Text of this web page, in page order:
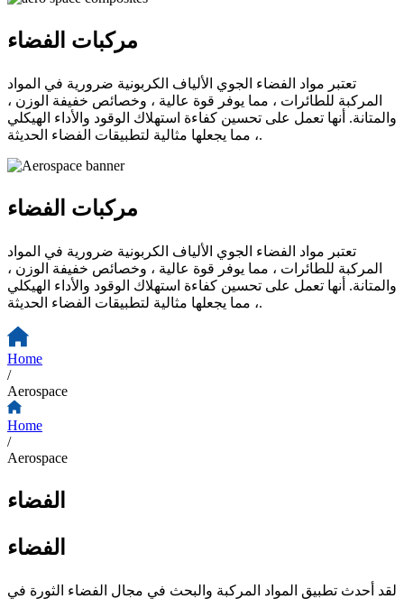
مركبات الفضاء
تعتبر مواد الفضاء الجوي الألياف الكربونية ضرورية في المواد
المركبة للطائرات ، مما يوفر قوة عالية ، وخصائص خفيفة الوزن ،
والمتانة. أنها تعمل على تحسين كفاءة استهلاك الوقود والأداء الهيكلي
، مما يجعلها مثالية لتطبيقات الفضاء الحديثة.
مركبات الفضاء
تعتبر مواد الفضاء الجوي الألياف الكربونية ضرورية في المواد
المركبة للطائرات ، مما يوفر قوة عالية ، وخصائص خفيفة الوزن ،
والمتانة. أنها تعمل على تحسين كفاءة استهلاك الوقود والأداء الهيكلي
، مما يجعلها مثالية لتطبيقات الفضاء الحديثة.
Home
/
Aerospace
Home
/
Aerospace
الفضاء
الفضاء
لقد أحدث تطبيق المواد المركبة والبحث في مجال الفضاء الثورة في